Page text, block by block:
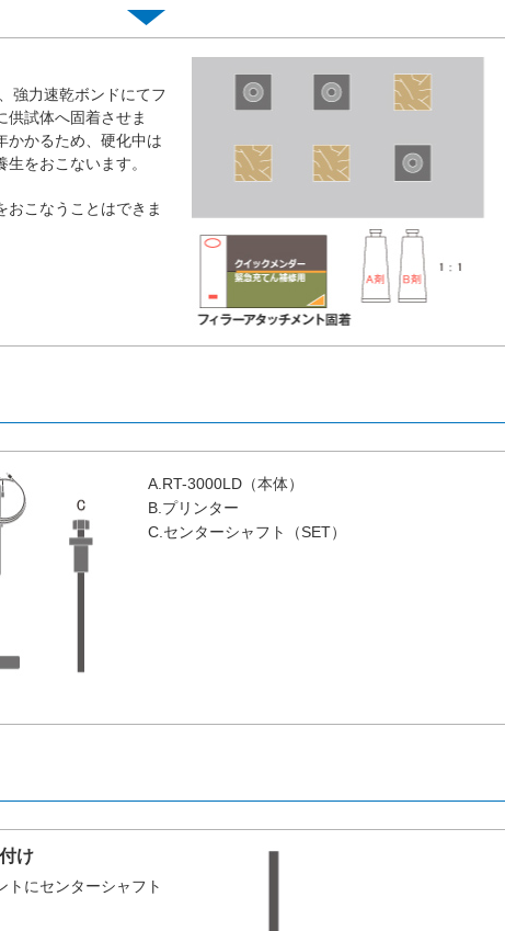
強力速乾ボンドにてフ
供試体へ固着させま
かかるため、硬化中は
をおこないます。
こなうことはできま
A.RT-3000LD（本体）
B.プリンター
C.センターシャフト（SET）
け
トにセンターシャフト